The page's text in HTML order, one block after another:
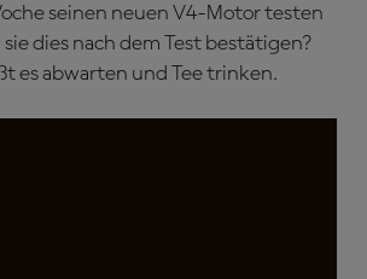
seinen neuen V4-Motor testen
dies nach dem Test bestätigen?
es abwarten und Tee trinken.